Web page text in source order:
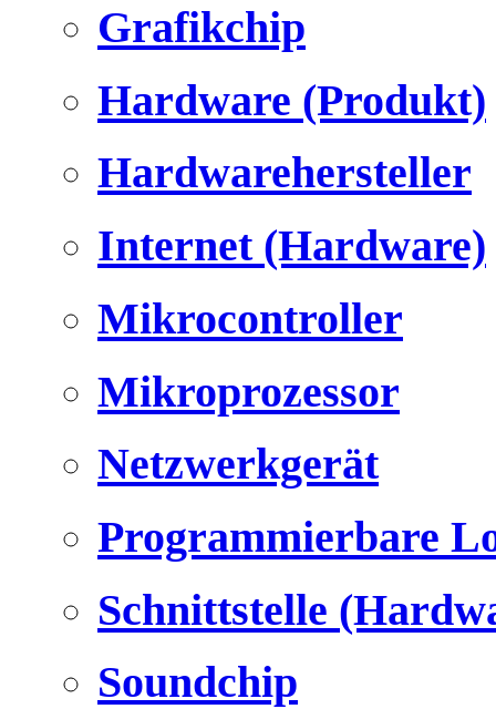
Grafikchip
Hardware (Produkt)
Hardwarehersteller
Internet (Hardware)
Mikrocontroller
Mikroprozessor
Netzwerkgerät
Programmierbare
Schnittstelle
Soundchip